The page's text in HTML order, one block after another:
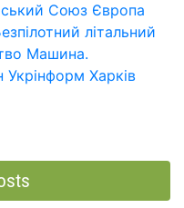
Союз Європа
літальний
Машина.
Укрінформ Харків